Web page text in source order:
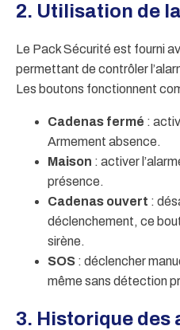
2. Utilisation de
Le Pack Sécurité est fourni
permettant de contrôler
Les boutons fonctionnent
Cadenas fermé :
Armement absence.
Maison : activer
présence.
Cadenas ouvert :
déclenchement, ce
sirène.
SOS : déclencher
même sans détection
3. Historique des